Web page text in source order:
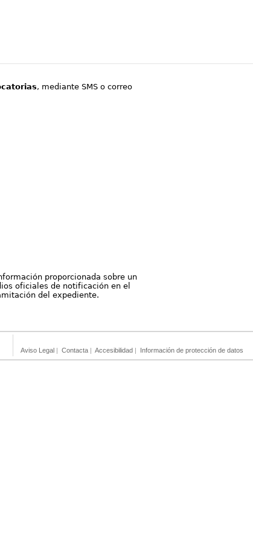
, mediante SMS o correo
proporcionada sobre un
oficiales de notificación en el
del expediente.
Aviso Legal | Contacta | Accesibilidad | Información de protección de datos